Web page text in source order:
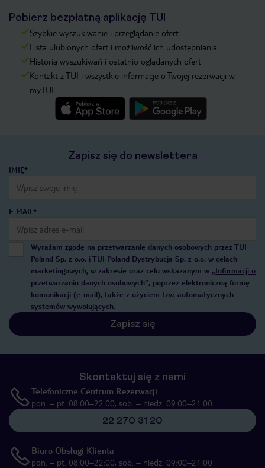
Pobierz bezpłatną aplikację TUI
Szybkie wyszukiwanie i przeglądanie ofert
Lista ulubionych ofert i możliwość ich udostępniania
Historia wyszukiwań i ostatnio oglądanych ofert
Kontakt z TUI i wszystkie informacje o Twojej rezerwacji w
myTUI
Zapisz się do newslettera
IMIĘ*
E-MAIL*
Wyrażam zgodę na przetwarzanie danych osobowych przez TUI
Poland Sp. z o.o. i TUI Poland Dystrybucja Sp. z o.o. w celach
marketingowych, w zakresie oraz celu wskazanym w „Informacji o
przetwarzaniu danych osobowych”, poprzez elektroniczną formę
komunikacji (e-mail), także z użyciem tzw. automatycznych
systemów wywołujących.
Zapisz się
Skontaktuj się z nami
Telefoniczne Centrum Rezerwacji
pon. – pt. 08:00–22:00, sob. – niedz. 09:00–21:00
22 270 31 20
Biuro Obsługi Klienta
pon. – pt. 08:00–22:00, sob. – niedz. 09:00–21:00